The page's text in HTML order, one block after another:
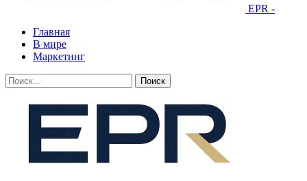
EPR -
Главная
В мире
Маркетинг